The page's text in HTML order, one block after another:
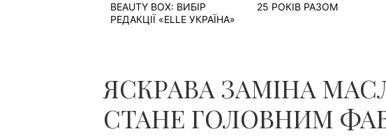
BEAUTY BOX: ВИБІР
РЕДАКЦІЇ «ELLE УКРАЇНА»
25 РОКІВ РАЗОМ
ЯСКРАВА ЗАМІНА
СТАНЕ ГОЛОВНИМ